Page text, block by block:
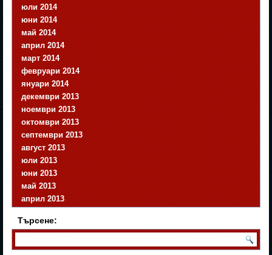
юли 2014
юни 2014
май 2014
април 2014
март 2014
февруари 2014
януари 2014
декември 2013
ноември 2013
октомври 2013
септември 2013
август 2013
юли 2013
юни 2013
май 2013
април 2013
Търсене: